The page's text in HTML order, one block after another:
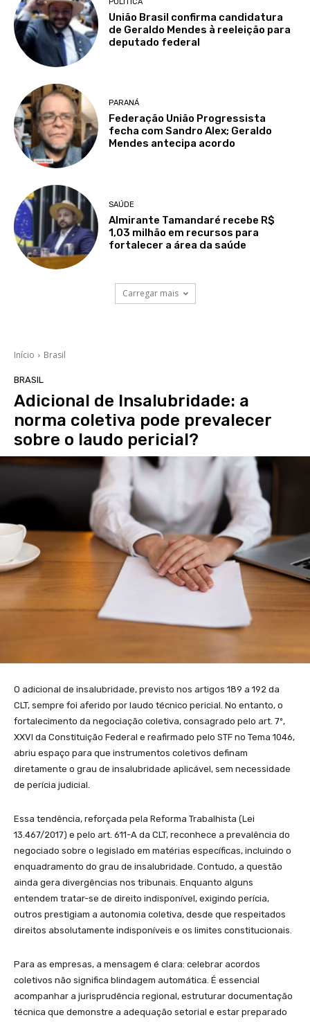
União Brasil confirma candidatura
de Geraldo Mendes à reeleição para
deputado federal
PARANÁ
Federação União Progressista
fecha com Sandro Alex; Geraldo
Mendes antecipa acordo
SAÚDE
Almirante Tamandaré recebe R$
1,03 milhão em recursos para
fortalecer a área da saúde
Carregar mais